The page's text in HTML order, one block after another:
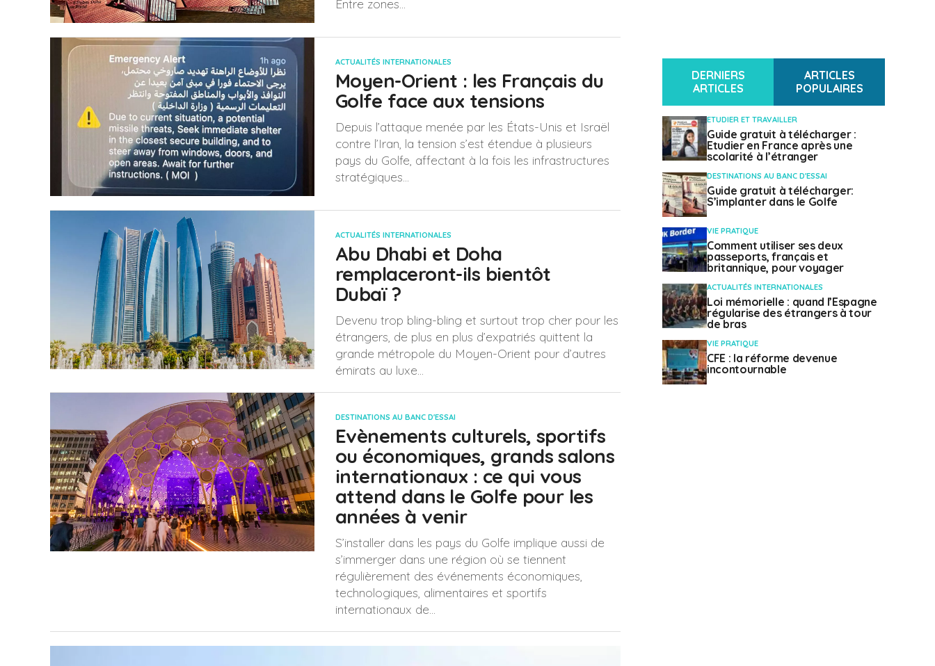
Entre zones...
ACTUALITÉS INTERNATIONALES
Moyen-Orient : les Français du
Golfe face aux tensions
Depuis l’attaque menée par les États-Unis et Israël
contre l’Iran, la tension s’est étendue à plusieurs
pays du Golfe, affectant à la fois les infrastructures
stratégiques...
ACTUALITÉS INTERNATIONALES
Abu Dhabi et Doha
remplaceront-ils bientôt
Dubaï ?
Devenu trop bling-bling et surtout trop cher pour les
étrangers, de plus en plus d’expatriés quittent la
grande métropole du Moyen-Orient pour d’autres
émirats au luxe...
DESTINATIONS AU BANC D'ESSAI
Evènements culturels, sportifs
ou économiques, grands salons
internationaux : ce qui vous
attend dans le Golfe pour les
années à venir
S’installer dans les pays du Golfe implique aussi de
s’immerger dans une région où se tiennent
régulièrement des événements économiques,
technologiques, alimentaires et sportifs
internationaux de...
DERNIERS
ARTICLES
ARTICLES
POPULAIRES
ETUDIER ET TRAVAILLER
Guide gratuit à télécharger :
Etudier en France après une
scolarité à l’étranger
DESTINATIONS AU BANC D'ESSAI
Guide gratuit à télécharger:
S’implanter dans le Golfe
VIE PRATIQUE
Comment utiliser ses deux
passeports, français et
britannique, pour voyager
ACTUALITÉS INTERNATIONALES
Loi mémorielle : quand l’Espagne
régularise des étrangers à tour
de bras
VIE PRATIQUE
CFE : la réforme devenue
incontournable